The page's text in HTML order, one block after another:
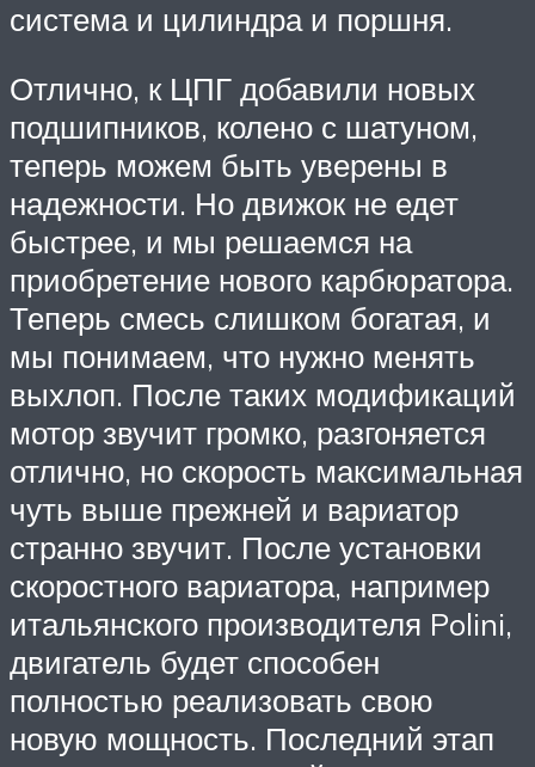
система и цилиндра и поршня.
Отлично, к ЦПГ добавили новых
подшипников, колено с шатуном,
теперь можем быть уверены в
надежности. Но движок не едет
быстрее, и мы решаемся на
приобретение нового карбюратора.
Теперь смесь слишком богатая, и
мы понимаем, что нужно менять
выхлоп. После таких модификаций
мотор звучит громко, разгоняется
отлично, но скорость максимальная
чуть выше прежней и вариатор
странно звучит. После установки
скоростного вариатора, например
итальянского производителя Polini,
двигатель будет способен
полностью реализовать свою
новую мощность. Последний этап